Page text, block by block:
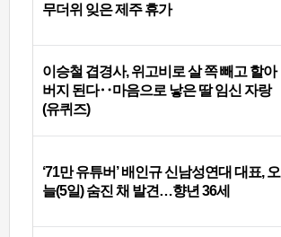
무더위 잊은 제주 휴가
이승철 겹경사, 위고비로 살 쪽 빼고 할아
버지 된다‥마음으로 낳은 딸 임신 자랑
(유퀴즈)
‘71만 유튜버’ 배인규 신남성연대 대표, 오
늘(5일) 숨진 채 발견…향년 36세